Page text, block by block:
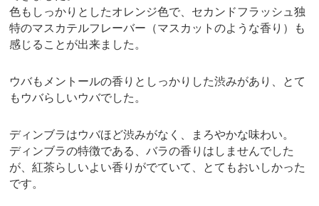
色もしっかりとしたオレンジ色で、セカンドフラッシュ独
特のマスカテルフレーバー（マスカットのような香り）も
感じることが出来ました。
ウバもメントールの香りとしっかりした渋みがあり、とて
もウバらしいウバでした。
ディンブラはウバほど渋みがなく、まろやかな味わい。
ディンブラの特徴である、バラの香りはしませんでした
が、紅茶らしいよい香りがでていて、とてもおいしかった
です。